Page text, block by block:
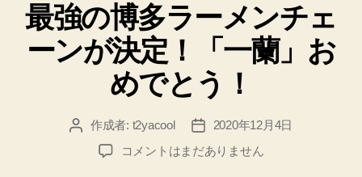
会
社
ゴ
リ
ー
最強の博多ラーメンチェ
ーンが決定！「一蘭」お
めでとう！
投 作成者: t2yacool
投
稿
2020年12月4日
最
コメントはまだありません